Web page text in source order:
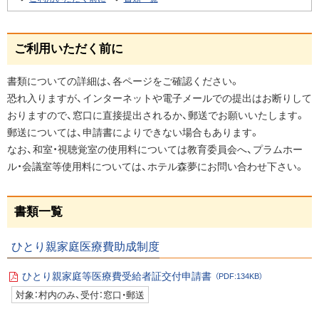
政
情
ご利用いただく前に
書類についての詳細は、各ページをご確認ください。
恐れ入りますが、インターネットや電子メールでの提出はお断りして
おりますので、窓口に直接提出されるか、郵送でお願いいたします。
郵送については、申請書によりできない場合もあります。
なお、和室・視聴覚室の使用料については教育委員会へ、プラムホー
ル・会議室等使用料については、ホテル森夢にお問い合わせ下さい。
ペ
ー
の
ト
ッ
プ
書類一覧
ひとり親家庭医療費助成制度
P
D
ひとり親家庭等医療費受給者証交付申請書 （PDF:134KB）
対象：村内のみ、受付：窓口・郵送